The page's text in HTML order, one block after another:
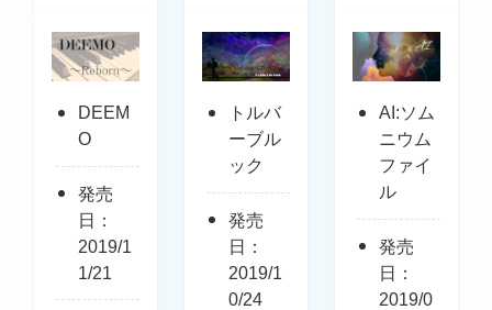
DEEM
O
発売
日：
2019/1
1/21
トルバ
ーブル
ック
発売
日：
2019/1
0/24
AI:ソム
ニウム
ファイ
ル
発売
日：
2019/0